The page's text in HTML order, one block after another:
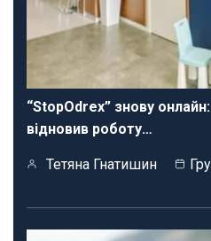
“StopOdrex” знову
відновив роботу…
Тетяна Гнатишин